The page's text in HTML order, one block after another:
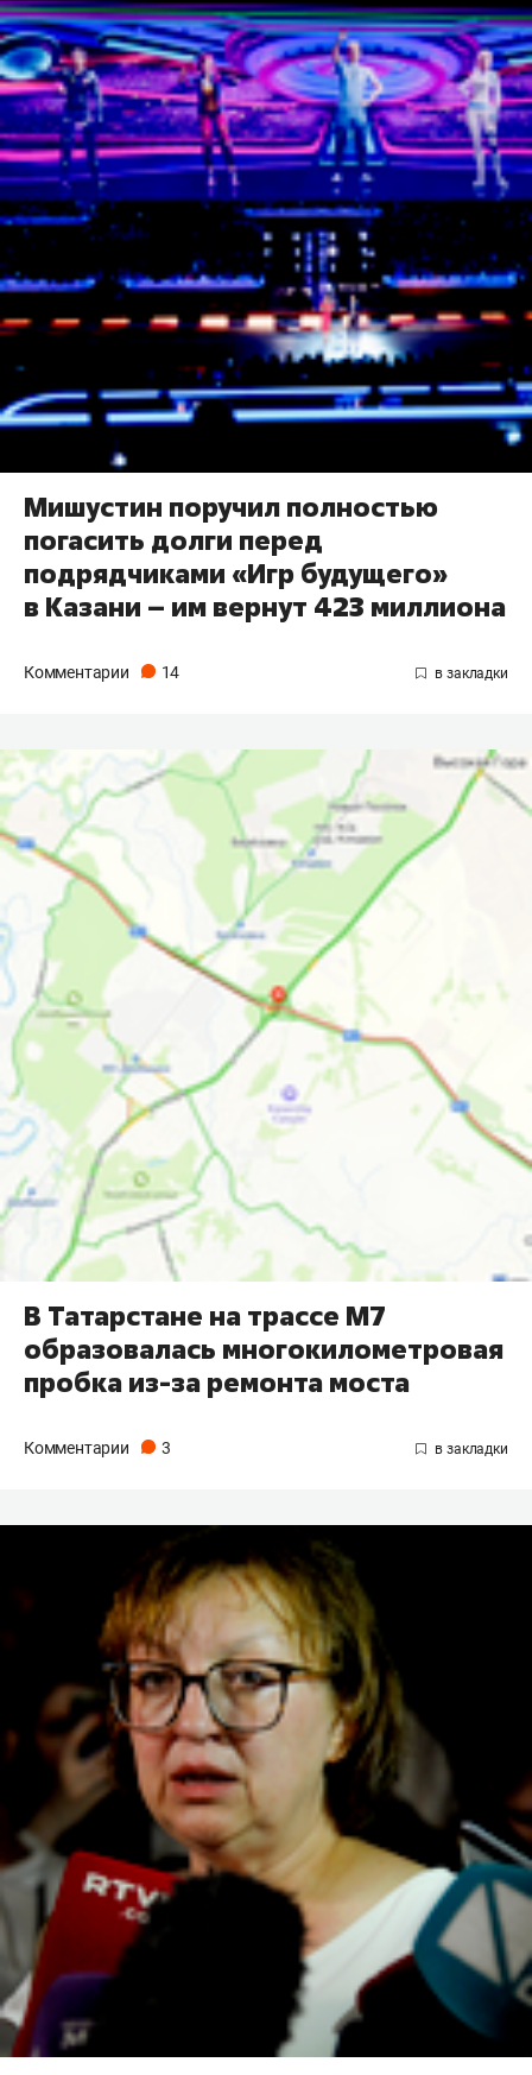
Мишустин поручил полностью
погасить долги перед
подрядчиками «Игр будущего»
в Казани – им вернут 423 миллиона
Комментарии 14
В Татарстане на трассе М7
образовалась многокилометровая
пробка из-за ремонта моста
Комментарии 3